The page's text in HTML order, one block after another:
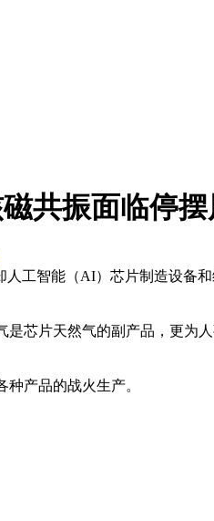
共振面临停
工智能（AI）芯片制造设备
芯片天然气的副产品，更为
产品的战火生产。